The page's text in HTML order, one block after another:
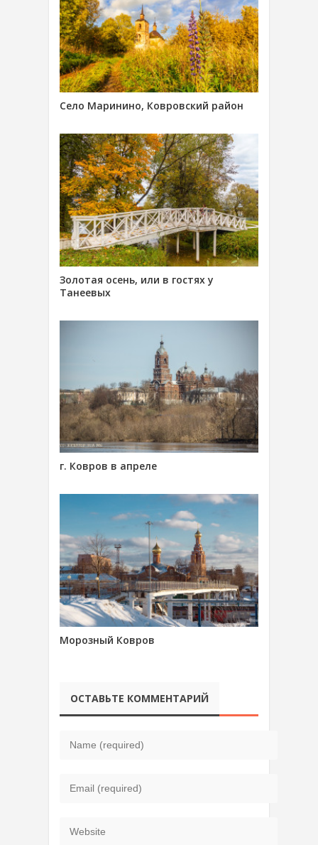
Село Маринино, Ковровский район
Золотая осень, или в гостях у
Танеевых
г. Ковров в апреле
Морозный Ковров
ОСТАВЬТЕ КОММЕНТАРИЙ